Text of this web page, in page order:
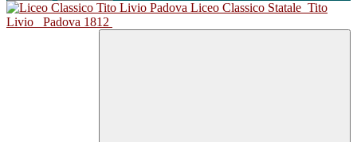
Liceo Classico Statale Tito
Livio
Padova 1812